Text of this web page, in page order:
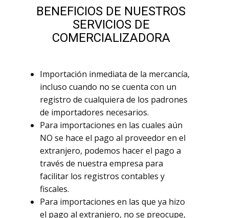
BENEFICIOS DE NUESTROS
SERVICIOS DE
COMERCIALIZADORA
Importación inmediata de la mercancía,
incluso cuando no se cuenta con un
registro de cualquiera de los padrones
de importadores necesarios.
Para importaciones en las cuales aún
NO se hace el pago al proveedor en el
extranjero, podemos hacer el pago a
través de nuestra empresa para
facilitar los registros contables y
fiscales.
Para importaciones en las que ya hizo
el pago al extranjero, no se preocupe,